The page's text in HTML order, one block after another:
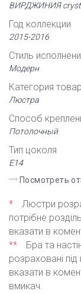
ВИРДЖИНИЯ
Год коллекции
2015-2016
Стиль
Модерн
Категория
Люстра
Способ
Потолочный
Тип цоколя
Е14
Посмотреть
*
Люстри
потрібне
вказати в
**
Бра та
розраховані
вказати в
вмикач.